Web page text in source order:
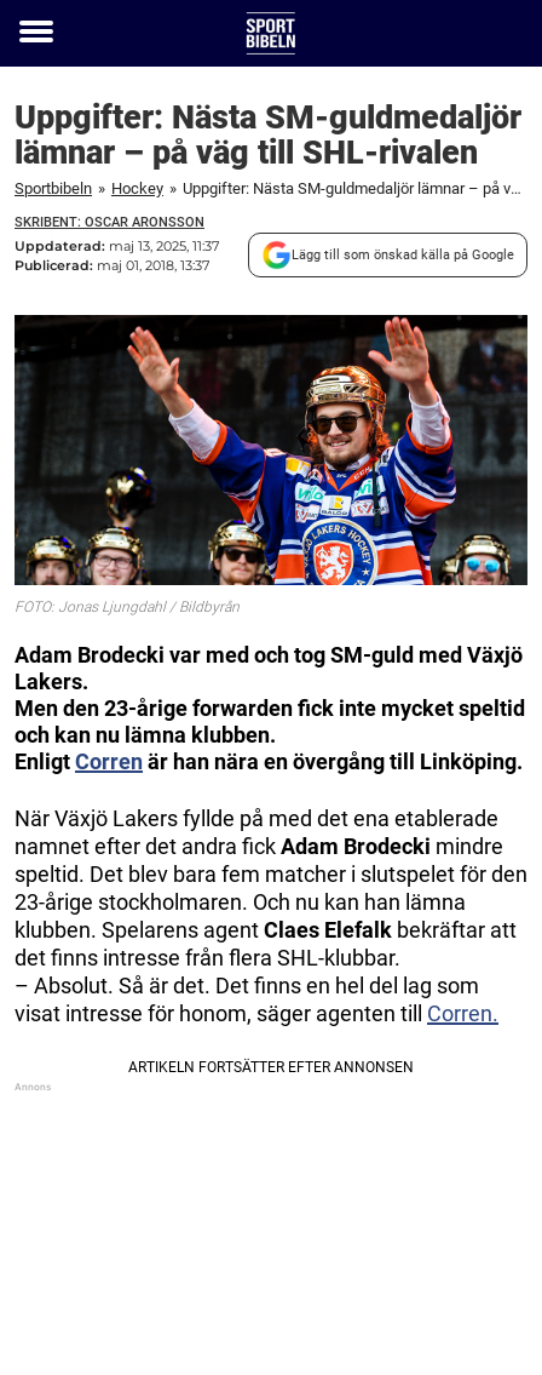
Toggle
Uppgifter: Nästa SM-guldmedaljör
lämnar – på väg till SHL-rivalen
Sportbibeln » Hockey » Uppgifter: Nästa SM-guldmedaljör lämnar – på väg till SHL-rivalen
SKRIBENT: OSCAR ARONSSON
Uppdaterad: maj 13, 2025, 11:37
Publicerad: maj 01, 2018, 13:37
Lägg till som önskad källa på Google
FOTO: Jonas Ljungdahl / Bildbyrån
Adam Brodecki var med och tog SM-guld med Växjö
Lakers.
Men den 23-årige forwarden fick inte mycket speltid
och kan nu lämna klubben.
EnligtCorrenär han nära en övergång till Linköping.
När Växjö Lakers fyllde på med det ena etablerade
namnet efter det andra fickAdam Brodecki mindre
speltid. Det blev bara fem matcher i slutspelet för den
23-årige stockholmaren. Och nu kan han lämna
klubben. Spelarens agentClaes Elefalk bekräftar att
det finns intresse från flera SHL-klubbar.
– Absolut. Så är det. Det finns en hel del lag som
visat intresse för honom, säger agenten till Corren.